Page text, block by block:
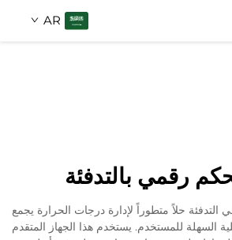
AR
رقمي بالتدفئة
حلاً متطوراً لإدارة درجات الحرارة يجمع
السهلة للمستخدم. يستخدم هذا الجهاز المتقدم